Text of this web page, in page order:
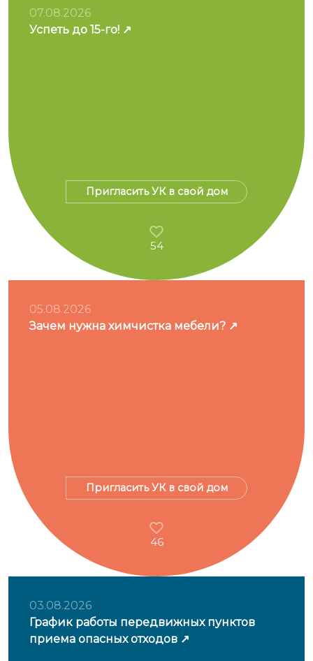
07.08.2026
Успеть до 15-го!
Пригласить УК в свой дом
54
05.08.2026
Зачем нужна химчистка мебели?
Пригласить УК в свой дом
46
03.08.2026
График работы передвижных пунктов
приема опасных отходов